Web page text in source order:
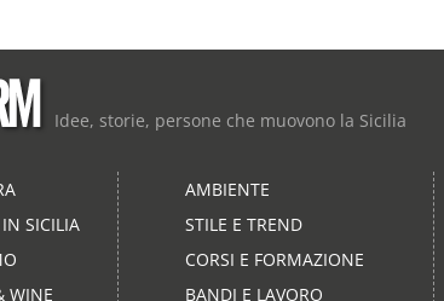
Idee, storie, persone che muovono la Sicilia
SICILIA
WINE
AMBIENTE
STILE E TREND
CORSI E FORMAZIONE
BANDI E LAVORO